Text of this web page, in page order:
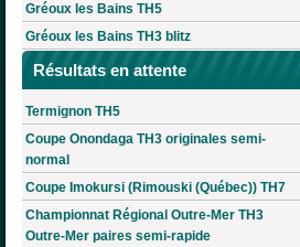
Gréoux les Bains TH5
Gréoux les Bains TH3 blitz
Résultats en attente
Termignon TH5
Coupe Onondaga TH3 originales semi-
normal
Coupe Imokursi (Rimouski (Québec)) TH7
Championnat Régional Outre-Mer TH3
Outre-Mer paires semi-rapide